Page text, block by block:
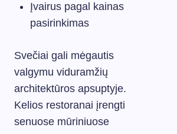
Įvairus pagal kainas
pasirinkimas
Svečiai gali mėgautis
valgymu viduramžių
architektūros apsuptyje.
Kelios restoranai įrengti
senuose mūriniuose